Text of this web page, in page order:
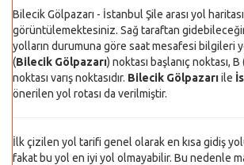
Bilecik Gölpazarı - İstanbul Şile arası yol
görüntülemektesiniz. Sağ taraftan
yolların durumuna göre saat mesafesi bilgileri
(Bilecik Gölpazarı) noktası başlanıç noktası, B
noktası varış noktasıdır. Bilecik Gölpazarıile
önerilen yol rotası da verilmiştir.
İlk çizilen yol tarifi genel olarak en kısa gidiş
fakat bu yol en iyi yol olmayabilir. Bu nedenle